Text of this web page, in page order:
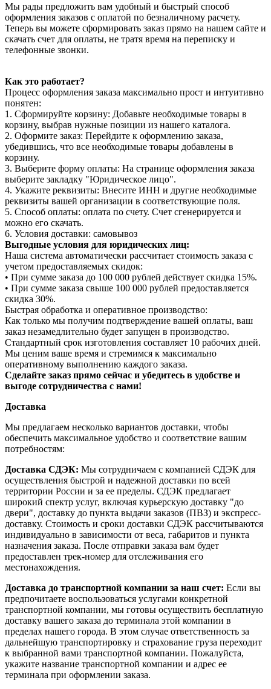
Мы рады предложить вам удобный и быстрый способ
оформления заказов с оплатой по безналичному расчету.
Теперь вы можете сформировать заказ прямо на нашем сайте и
скачать счет для оплаты, не тратя время на переписку и
телефонные звонки.
Как это работает?
Процесс оформления заказа максимально прост и интуитивно
понятен:
1. Сформируйте корзину: Добавьте необходимые товары в
корзину, выбрав нужные позиции из нашего каталога.
2. Оформите заказ: Перейдите к оформлению заказа,
убедившись, что все необходимые товары добавлены в
корзину.
3. Выберите форму оплаты: На странице оформления заказа
выберите закладку "Юридическое лицо".
4. Укажите реквизиты: Внесите ИНН и другие необходимые
реквизиты вашей организации в соответствующие поля.
5. Способ оплаты: оплата по счету. Счет сгенерируется и
можно его скачать.
6. Условия доставки: самовывоз
Выгодные условия для юридических лиц:
Наша система автоматически рассчитает стоимость заказа с
учетом предоставляемых скидок:
• При сумме заказа до 100 000 рублей действует скидка 15%.
• При сумме заказа свыше 100 000 рублей предоставляется
скидка 30%.
Быстрая обработка и оперативное производство:
Как только мы получим подтверждение вашей оплаты, ваш
заказ незамедлительно будет запущен в производство.
Стандартный срок изготовления составляет 10 рабочих дней.
Мы ценим ваше время и стремимся к максимально
оперативному выполнению каждого заказа.
Сделайте заказ прямо сейчас и убедитесь в удобстве и
выгоде сотрудничества с нами!
Доставка
Мы предлагаем несколько вариантов доставки, чтобы
обеспечить максимальное удобство и соответствие вашим
потребностям:
Доставка СДЭК: Мы сотрудничаем с компанией СДЭК для
осуществления быстрой и надежной доставки по всей
территории России и за ее пределы. СДЭК предлагает
широкий спектр услуг, включая курьерскую доставку "до
двери", доставку до пункта выдачи заказов (ПВЗ) и экспресс-
доставку. Стоимость и сроки доставки СДЭК рассчитываются
индивидуально в зависимости от веса, габаритов и пункта
назначения заказа. После отправки заказа вам будет
предоставлен трек-номер для отслеживания его
местонахождения.
Доставка до транспортной компании за наш счет: Если вы
предпочитаете воспользоваться услугами конкретной
транспортной компании, мы готовы осуществить бесплатную
доставку вашего заказа до терминала этой компании в
пределах нашего города. В этом случае ответственность за
дальнейшую транспортировку и страхование груза переходит
к выбранной вами транспортной компании. Пожалуйста,
укажите название транспортной компании и адрес ее
терминала при оформлении заказа.